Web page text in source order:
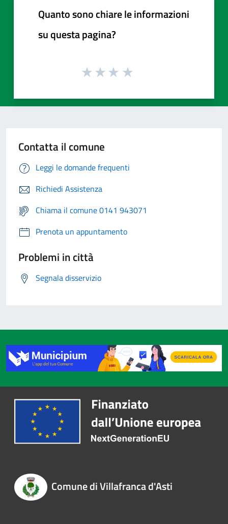
Quanto sono chiare le informazioni
su questa pagina?
Contatta il comune
Leggi le domande frequenti
Richiedi Assistenza
Chiama il comune 0141 943071
Prenota un appuntamento
Problemi in città
Segnala disservizio
Comune di Villafranca d'Asti